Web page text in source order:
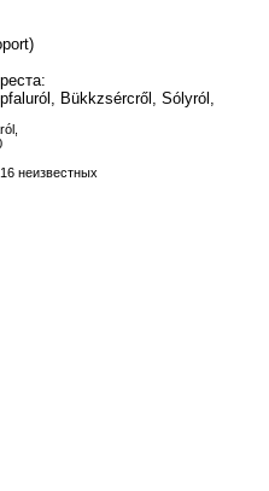
Bükkzsércről, Sólyról,
неизвестных